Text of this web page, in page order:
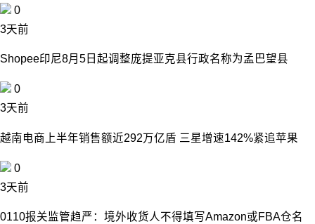
0
3天前
Shopee印尼8月5日起调整庞提亚克县行政名称为孟巴望县
0
3天前
越南电商上半年销售额近292万亿盾 三星增速142%紧追苹果
0
3天前
0110报关监管趋严：境外收货人不得填写Amazon或FBA仓名